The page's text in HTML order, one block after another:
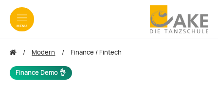
MENÜ
zum Inhalt springen
Modern Finance / Fintech
Finance Demo 👌